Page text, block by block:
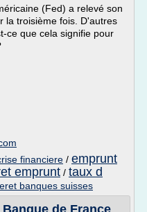
(Fed) a relevé son
la troisième fois. D'autres
ce que cela signifie pour
financiere / emprunt
emprunt / taux d
banques suisses
de France